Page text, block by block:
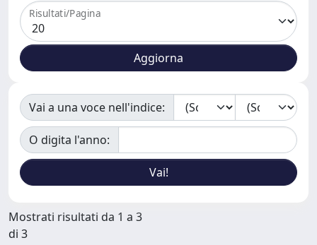
Risultati/Pagina
Vai a una voce nell'indice:
O digita l'anno:
Mostrati risultati da 1 a 3
di 3